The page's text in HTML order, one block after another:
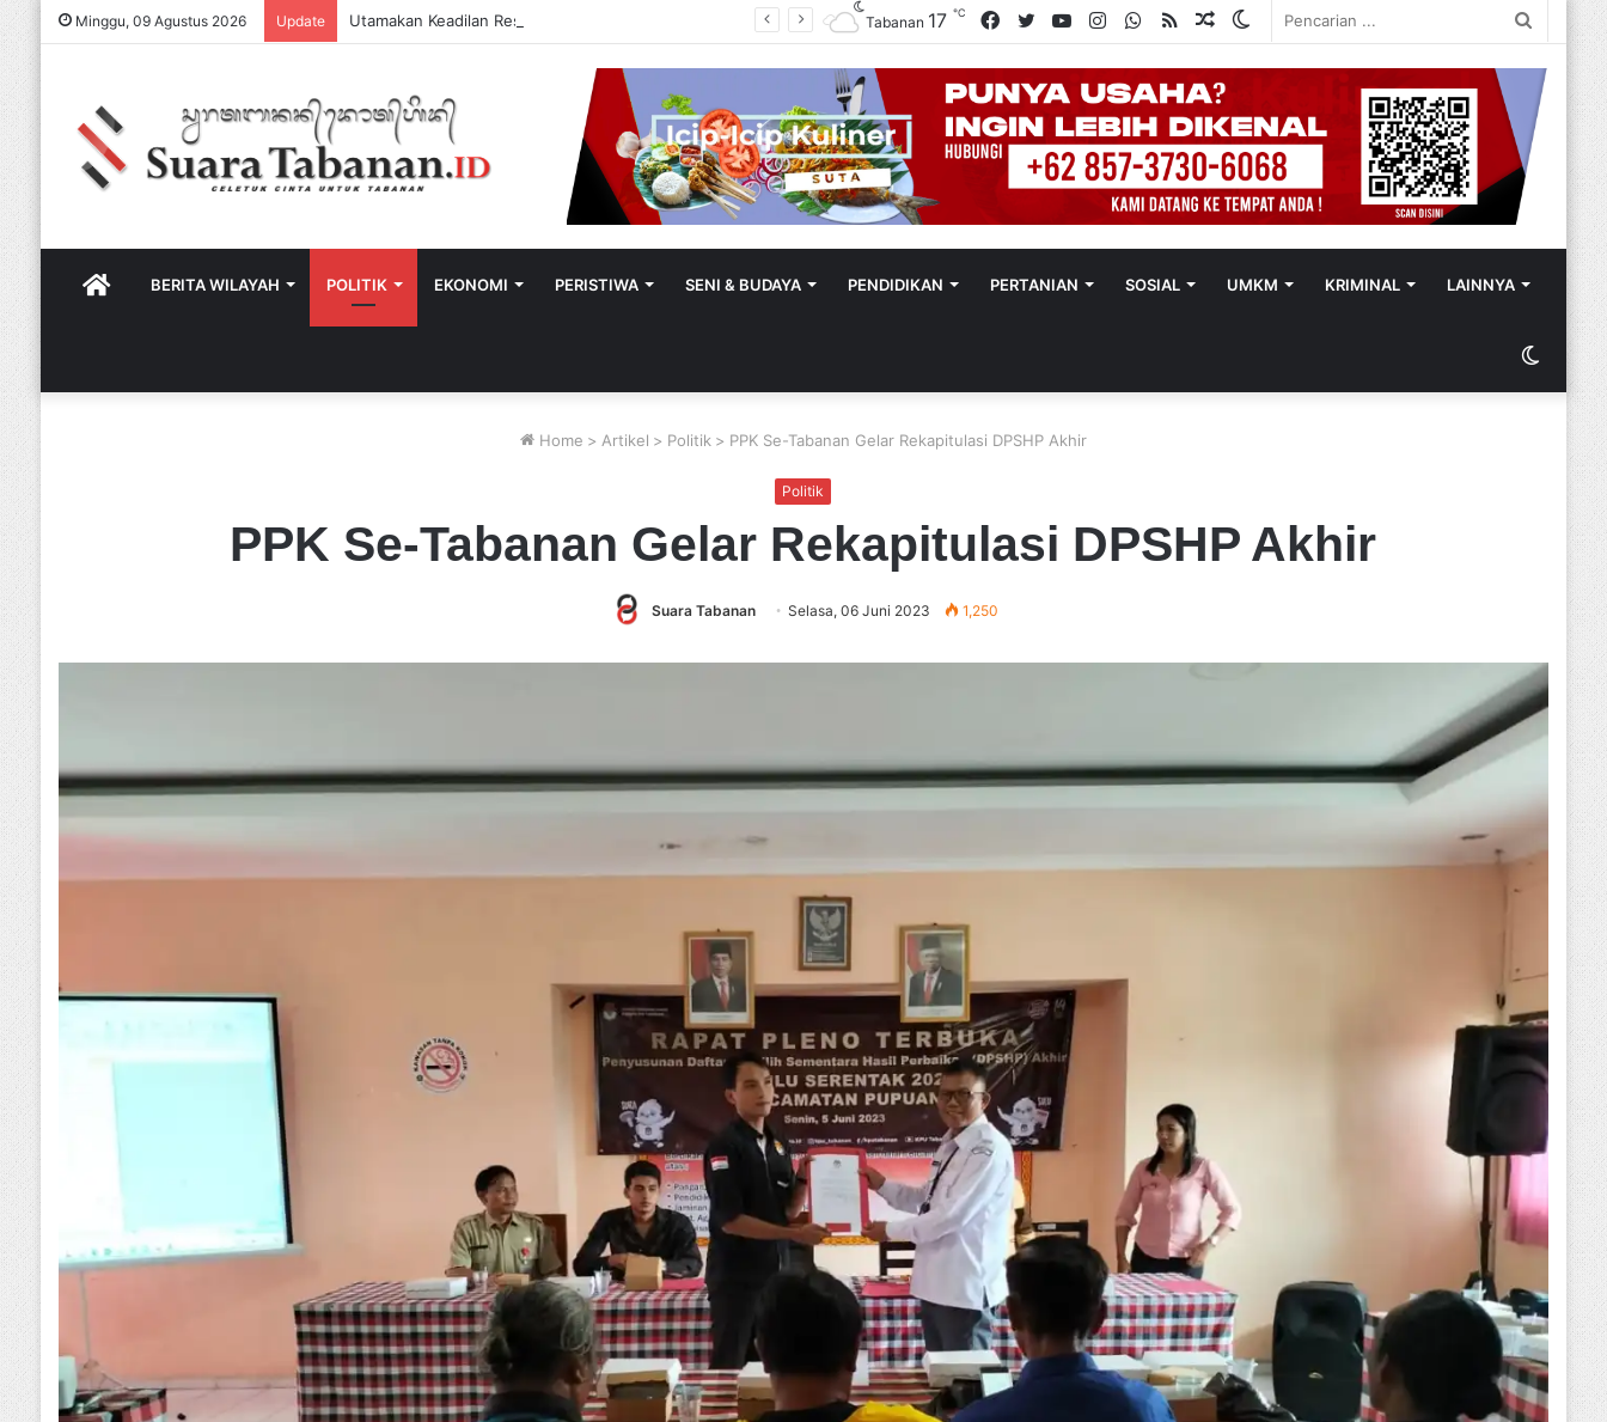
Minggu, 09 Agustus 2026 Update
Switch
Random
RSS
WhatsApp
Instagram
YouTube
Twitter
Facebook
Tabanan 17℃
HOMEBERITA WILAYAH POLITIK EKONOMI PERISTIWA SENI & BUDAYA PENDIDIKAN PERTANIAN SOSIAL UMKM KRIMINAL LAINNYA
Switch
skin
Home > Artikel > Politik > PPK Se-Tabanan Gelar Rekapitulasi DPSHP Akhir
Politik
PPK Se-Tabanan Gelar Rekapitulasi DPSHP Akhir
Suara Tabanan Selasa, 06 Juni 2023 1,250